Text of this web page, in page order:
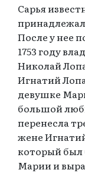
Сарья
После у нее
1753 году
Николай
Игнатий
девушке
большой
перенесла
жене
который был
Марии и